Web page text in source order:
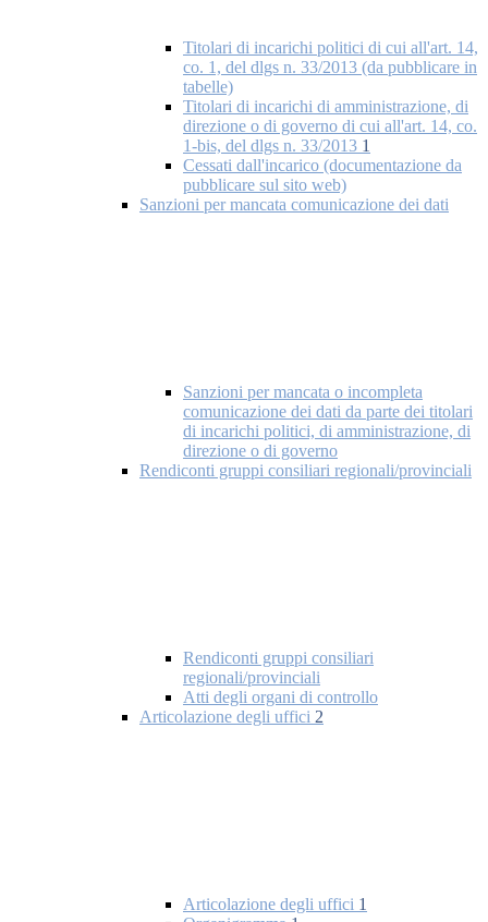
Titolari di incarichi politici di cui all'art. 14,
co. 1, del dlgs n. 33/2013 (da pubblicare in
tabelle)
Titolari di incarichi di amministrazione, di
direzione o di governo di cui all'art. 14, co.
1-bis, del dlgs n. 33/2013 1
Cessati dall'incarico (documentazione da
pubblicare sul sito web)
Sanzioni per mancata comunicazione dei dati
Sanzioni per mancata o incompleta
comunicazione dei dati da parte dei titolari
di incarichi politici, di amministrazione, di
direzione o di governo
Rendiconti gruppi consiliari regionali/provinciali
Rendiconti gruppi consiliari
regionali/provinciali
Atti degli organi di controllo
Articolazione degli uffici 2
Articolazione degli uffici 1